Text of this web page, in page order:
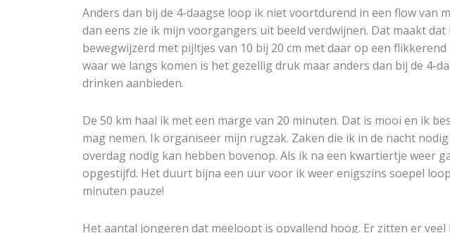
Anders dan bij de 4-daagse loop ik niet voortdurend in een flow van
dan eens zie ik mijn voorgangers uit beeld verdwijnen. Dat maakt
bewegwijzerd met pijltjes van 10 bij 20 cm met daar op een
waar we langs komen is het gezellig druk maar anders dan bij de 4-
drinken aanbieden.
De 50 km haal ik met een marge van 20 minuten. Dat is mooi en ik
mag nemen. Ik organiseer mijn rugzak. Zaken die ik in de nacht
overdag nodig kan hebben bovenop. Als ik na een kwartiertje weer
opgestijfd. Het duurt bijna een uur voor ik weer enigszins soepel
minuten pauze!
Het aantal jongeren dat meeloopt is opvallend hoog. Er zitten er